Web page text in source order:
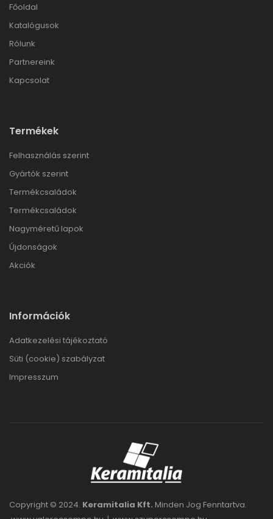
Főoldal
Katalógusok
Rólunk
Partnereink
Kapcsolat
Termékek
Felhasználás szerint
Gyártók szerint
Termékcsaládok
Termékcsaládok
Nagyméretű lapok
Újdonságok
Akciók
Információk
Adatkezelési tájékoztató
Süti (cookie) szabályzat
Impresszum
Copyright © 2024. Keramitalia Kft. Minden Jog Fenntartva.